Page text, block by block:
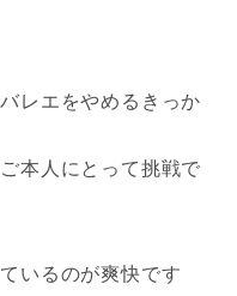
レエをやめるきっか
本人にとって挑戦で
いるのが爽快です